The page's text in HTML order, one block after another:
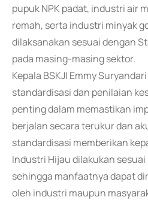
pupuk NPK padat, industri air
remah, serta industri minyak
dilaksanakan sesuai dengan
pada masing-masing sektor.
Kepala BSKJI Emmy
standardisasi dan penilaian
penting dalam memastikan
berjalan secara terukur dan
standardisasi memberikan
Industri Hijau dilakukan
sehingga manfaatnya dapat
oleh industri maupun